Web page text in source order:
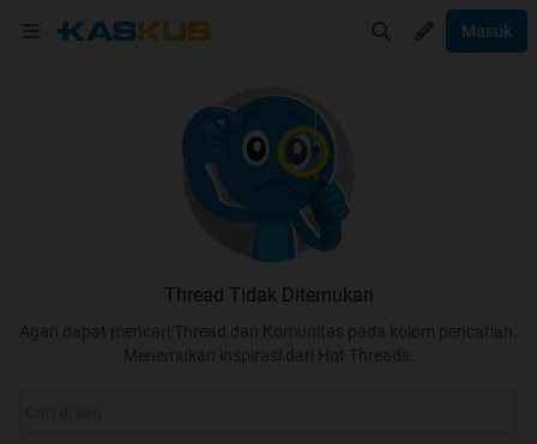
Masuk
Thread Tidak Ditemukan
Agan dapat mencari Thread dan Komunitas pada kolom pencarian.
Menemukan inspirasi dari Hot Threads.